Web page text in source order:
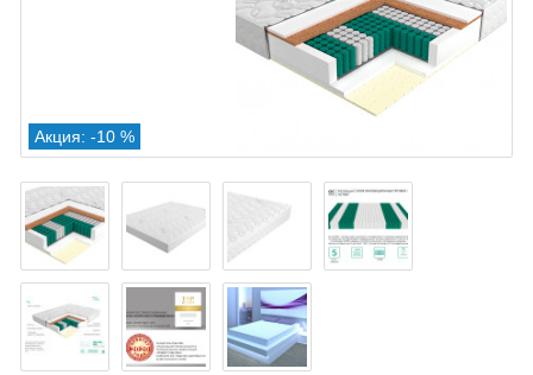
Акция: -10 %